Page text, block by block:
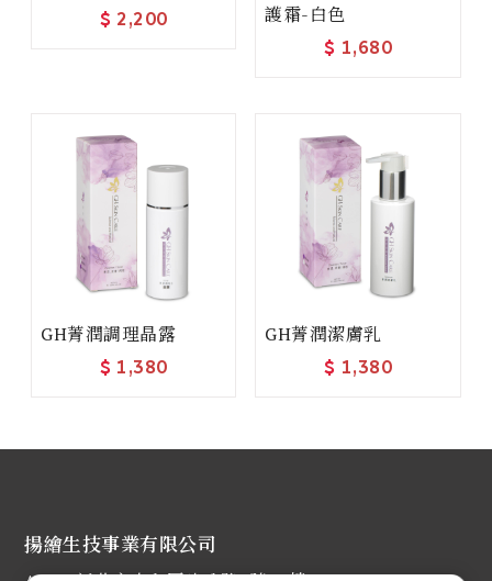
$ 2,200
護霜-白色
$ 1,680
GH菁潤調理晶露
$ 1,380
GH菁潤潔膚乳
$ 1,380
揚繪生技事業有限公司